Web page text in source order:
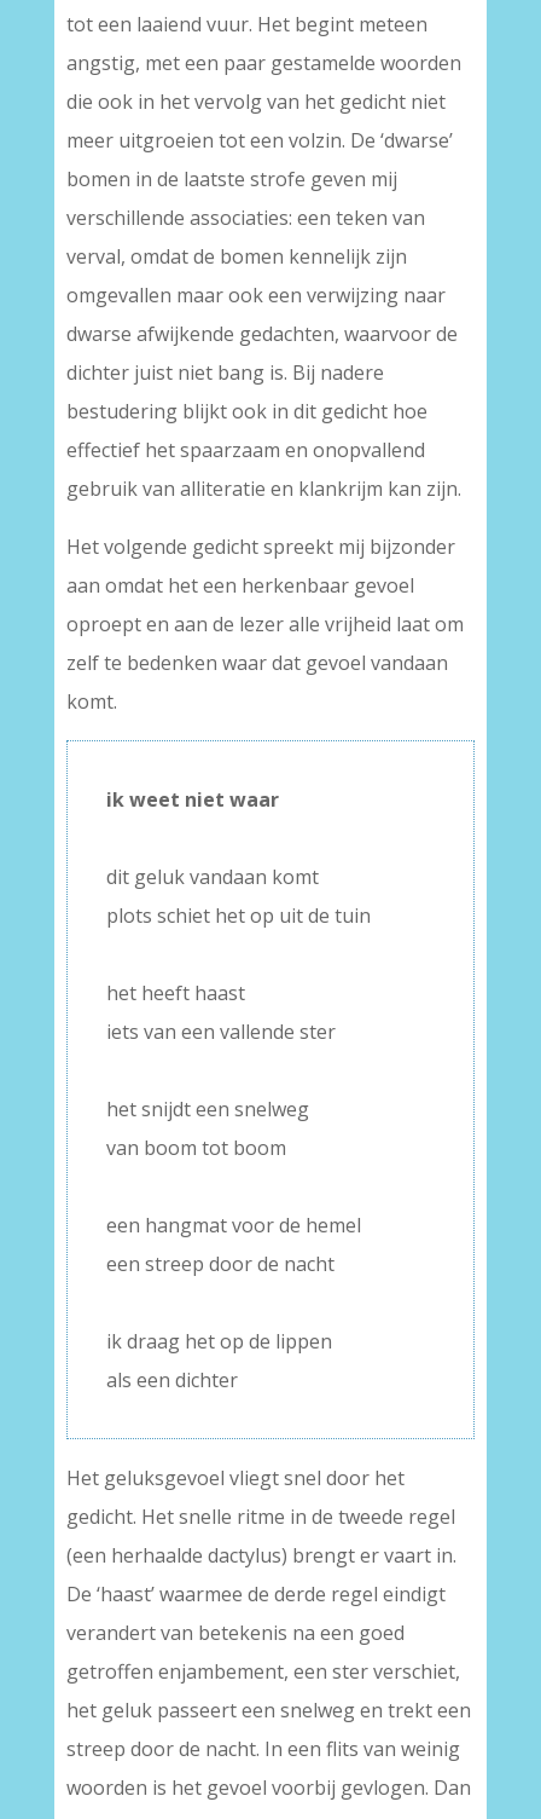
tot een laaiend vuur. Het begint meteen
angstig, met een paar gestamelde woorden
die ook in het vervolg van het gedicht niet
meer uitgroeien tot een volzin. De ‘dwarse’
bomen in de laatste strofe geven mij
verschillende associaties: een teken van
verval, omdat de bomen kennelijk zijn
omgevallen maar ook een verwijzing naar
dwarse afwijkende gedachten, waarvoor de
dichter juist niet bang is. Bij nadere
bestudering blijkt ook in dit gedicht hoe
effectief het spaarzaam en onopvallend
gebruik van alliteratie en klankrijm kan zijn.
Het volgende gedicht spreekt mij bijzonder
aan omdat het een herkenbaar gevoel
oproept en aan de lezer alle vrijheid laat om
zelf te bedenken waar dat gevoel vandaan
komt.
ik weet niet waar
dit geluk vandaan komt
plots schiet het op uit de tuin
het heeft haast
iets van een vallende ster
het snijdt een snelweg
van boom tot boom
een hangmat voor de hemel
een streep door de nacht
ik draag het op de lippen
als een dichter
Het geluksgevoel vliegt snel door het
gedicht. Het snelle ritme in de tweede regel
(een herhaalde dactylus) brengt er vaart in.
De ‘haast’ waarmee de derde regel eindigt
verandert van betekenis na een goed
getroffen enjambement, een ster verschiet,
het geluk passeert een snelweg en trekt een
streep door de nacht. In een flits van weinig
woorden is het gevoel voorbij gevlogen. Dan